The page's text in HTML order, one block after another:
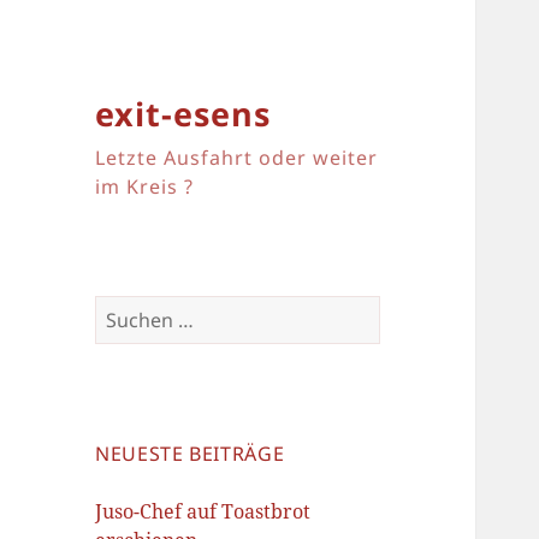
exit-esens
Letzte Ausfahrt oder weiter
im Kreis ?
Suchen
nach:
NEUESTE BEITRÄGE
Juso-Chef auf Toastbrot